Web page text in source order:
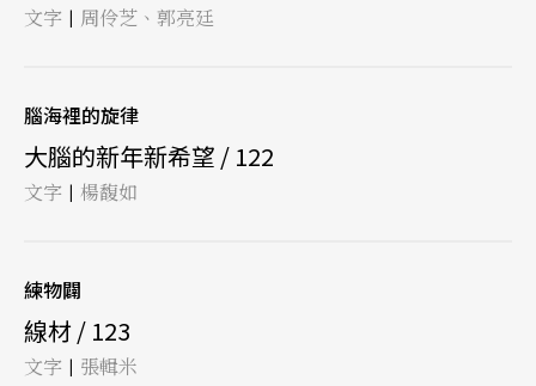
文字 | 周伶芝、郭亮廷
腦海裡的旋律
大腦的新年新希望 / 122
文字 | 楊馥如
練物闢
線材 / 123
文字 | 張輯米